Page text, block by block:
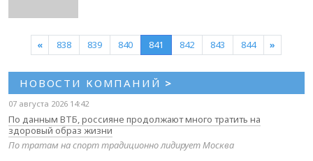
« 838 839 840 841 842 843 844 »
НОВОСТИ КОМПАНИЙ >
07 августа 2026 14:42
По данным ВТБ, россияне продолжают много тратить на
здоровый образ жизни
По тратам на спорт традиционно лидирует Москва